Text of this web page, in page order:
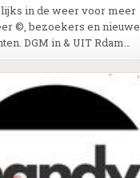
in de weer voor meer
©, bezoekers en nieuwe
DGM in & UIT Rdam…